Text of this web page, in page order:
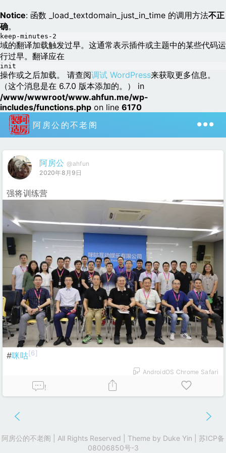
Notice: 函数 _load_textdomain_just_in_time 的调用方法不正
确。
keep-minutes-2
域的翻译加载触发过早。这通常表示插件或主题中的某些代码运
行过早。翻译应在
init
操作或之后加载。 请查阅调试 WordPress来获取更多信息。
（这个消息是在 6.7.0 版本添加的。） in
/www/wwwroot/www.ahfun.me/wp-
includes/functions.php on line 6170
阿房公的不老阁
阿房公 @ahfun
2020年8月9日
强将训练营
#咪咕[6]
AndroidOS Chrome Safari
!
阿房公的不老阁 | All Rights Reserved | Theme by Duke Yin
苏ICP备
08006850号-3